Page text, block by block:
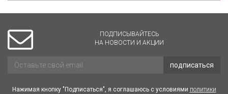
ПОДПИСЫВАЙТЕСЬ
НА НОВОСТИ И АКЦИИ
подписаться
Нажимая кнопку "Подписаться", я соглашаюсь с условиями политики